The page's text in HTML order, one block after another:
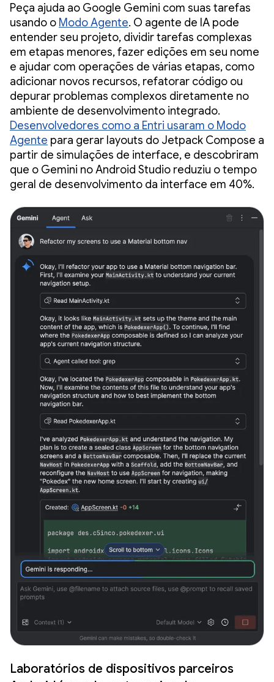
Peça ajuda ao Google Gemini com suas tarefas
usando o Modo Agente. O agente de IA pode
entender seu projeto, dividir tarefas complexas
em etapas menores, fazer edições em seu nome
e ajudar com operações de várias etapas, como
adicionar novos recursos, refatorar código ou
depurar problemas complexos diretamente no
ambiente de desenvolvimento integrado.
Desenvolvedores como a Entri usaram o Modo
Agente para gerar layouts do Jetpack Compose a
partir de simulações de interface, e descobriram
que o Gemini no Android Studio reduziu o tempo
geral de desenvolvimento da interface em 40%.
Laboratórios de dispositivos parceiros